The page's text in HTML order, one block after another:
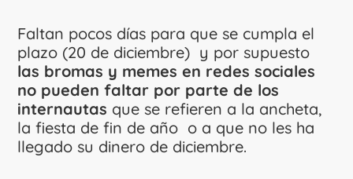
Faltan pocos días para que se cumpla el
plazo (20 de diciembre) y por supuesto
las bromas y memes en redes sociales
no pueden faltar por parte de los
internautas que se refieren a la ancheta,
la fiesta de fin de año o a que no les ha
llegado su dinero de diciembre.